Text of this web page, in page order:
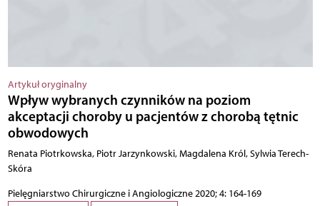
Artykuł oryginalny
Wpływ wybranych czynników na poziom
akceptacji choroby u pacjentów z chorobą tętnic
obwodowych
Renata Piotrkowska, Piotr Jarzynkowski, Magdalena Król, Sylwia Terech-
Skóra
Pielęgniarstwo Chirurgiczne i Angiologiczne 2020; 4: 164-169